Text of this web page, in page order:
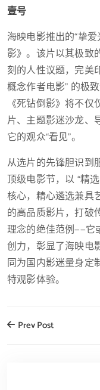
壹号
海映电影推出的“挚
影》。该片以其极致
刻的人性议题，完美
概念作者电影” 的极
《死钻倒影》将不
片、主题影迷沙龙、
它的观众“看见”。
从选片的先锋胆识到
顶级电影节，以 “精
核心，精心遴选兼具
的高品质影片，打破
理念的绝佳范例——它
创力，彰显了海映电
同为国内影迷量身定
特观影体验。
Prev Post